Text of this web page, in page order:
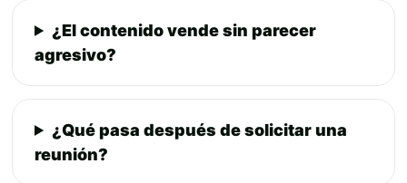
¿El contenido vende sin parecer
agresivo?
¿Qué pasa después de solicitar una
reunión?